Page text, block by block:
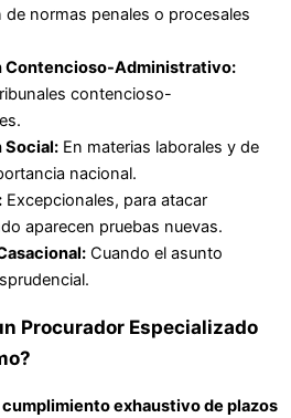
normas penales o procesales
Contencioso-Administrativo:
contencioso-
Social: En materias laborales y de
nacional.
Excepcionales, para atacar
aparecen pruebas nuevas.
Cuando el asunto
Procurador Especializado
cumplimiento exhaustivo de plazos